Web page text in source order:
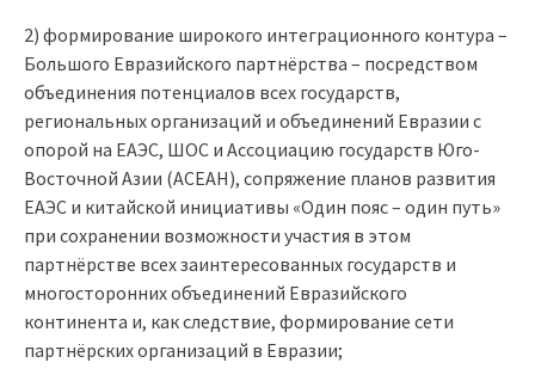
2) формирование широкого интеграционного контура –
Большого Евразийского партнёрства – посредством
объединения потенциалов всех государств,
региональных организаций и объединений Евразии с
опорой на ЕАЭС, ШОС и Ассоциацию государств Юго-
Восточной Азии (АСЕАН), сопряжение планов развития
ЕАЭС и китайской инициативы «Один пояс – один путь»
при сохранении возможности участия в этом
партнёрстве всех заинтересованных государств и
многосторонних объединений Евразийского
континента и, как следствие, формирование сети
партнёрских организаций в Евразии;